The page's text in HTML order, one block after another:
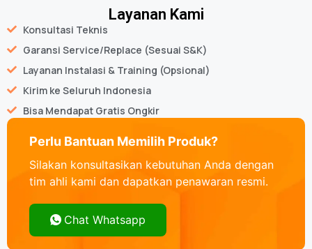
Layanan Kami
Konsultasi Teknis
Garansi Service/Replace (Sesuai S&K)
Layanan Instalasi & Training (Opsional)
Kirim ke Seluruh Indonesia
Bisa Mendapat Gratis Ongkir
Perlu Bantuan Memilih Produk?
Silakan konsultasikan kebutuhan Anda dengan
tim ahli kami dan dapatkan penawaran resmi.
Chat Whatsapp